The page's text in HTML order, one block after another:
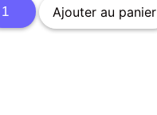
Ajouter au panier